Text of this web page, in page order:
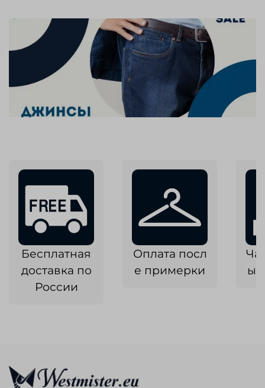
Бесплатная
доставка по
России
Оплата посл
е примерки